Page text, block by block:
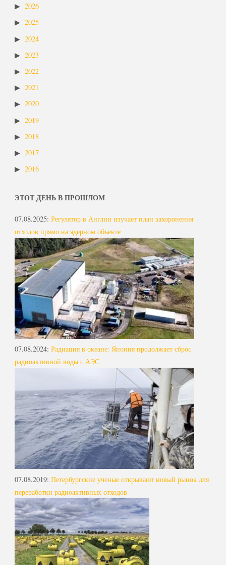
2026
2025
2024
2023
2022
2021
2020
2019
2018
2017
2016
ЭТОТ ДЕНЬ В ПРОШЛОМ
07.08.2025: Регулятор в Англии изучает план захоронения
отходов прямо на ядерном объекте
07.08.2024: Радиация в океане: Япония продолжает сброс
радиоактивной воды с АЭС
07.08.2019: Петербургские ученые открывают новый рынок для
переработки радиоактивных отходов